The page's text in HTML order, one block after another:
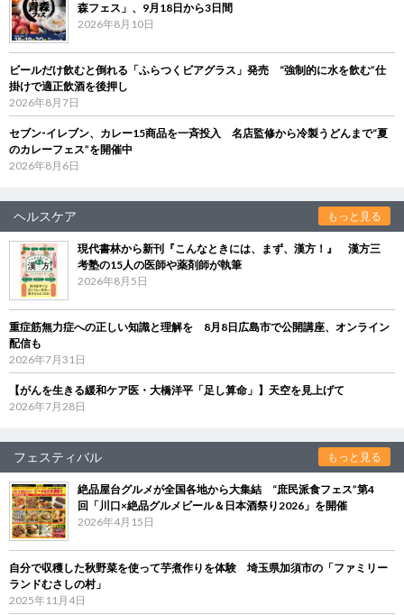
森フェス」、9月18日から3日間
2026年8月10日
ビールだけ飲むと倒れる「ふらつくビアグラス」発売 “強制的に水を飲む”仕
掛けで適正飲酒を後押し
2026年8月7日
セブン‐イレブン、カレー15商品を一斉投入 名店監修から冷製うどんまで“夏
のカレーフェス”を開催中
2026年8月6日
ヘルスケア もっと見る
現代書林から新刊『こんなときには、まず、漢方！』 漢方三
考塾の15人の医師や薬剤師が執筆
2026年8月5日
重症筋無力症への正しい知識と理解を 8月8日広島市で公開講座、オンライン
配信も
2026年7月31日
【がんを生きる緩和ケア医・大橋洋平「足し算命」】天空を見上げて
2026年7月28日
フェスティバル もっと見る
絶品屋台グルメが全国各地から大集結 “庶民派食フェス”第4
回「川口×絶品グルメビール＆日本酒祭り2026」を開催
2026年4月15日
自分で収穫した秋野菜を使って芋煮作りを体験 埼玉県加須市の「ファミリー
ランドむさしの村」
2025年11月4日